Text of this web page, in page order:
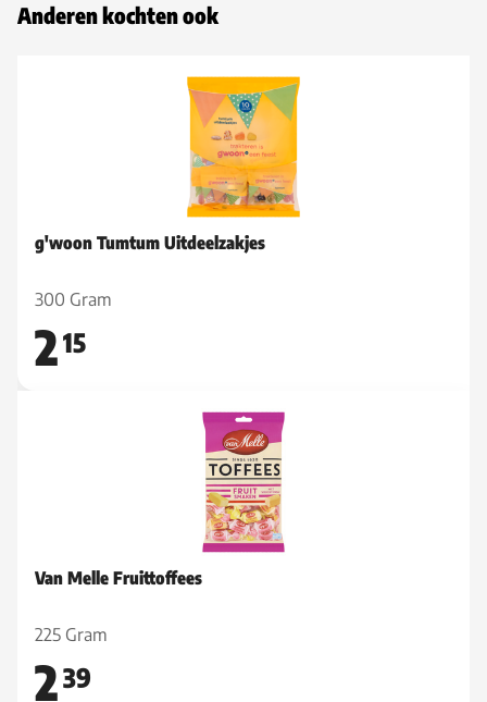
Anderen kochten ook
g'woon Tumtum Uitdeelzakjes
300 Gram
215
Van Melle Fruittoffees
225 Gram
239